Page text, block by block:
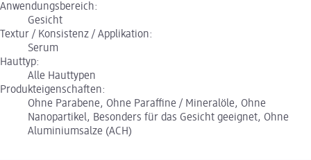
Anwendungsbereich:
Gesicht
Textur / Konsistenz / Applikation:
Serum
Hauttyp:
Alle Hauttypen
Produkteigenschaften:
Ohne Parabene, Ohne Paraffine / Mineralöle, Ohne
Nanopartikel, Besonders für das Gesicht geeignet, Ohne
Aluminiumsalze (ACH)